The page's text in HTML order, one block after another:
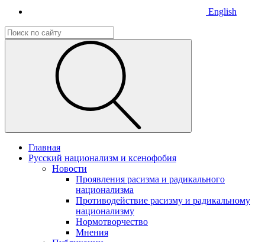
English
Главная
Русский национализм и ксенофобия
Новости
Проявления расизма и радикального
национализма
Противодействие расизму и радикальному
национализму
Нормотворчество
Мнения